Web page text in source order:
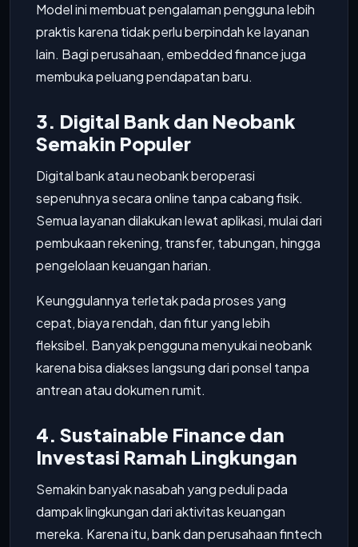
Model ini membuat pengalaman pengguna lebih
praktis karena tidak perlu berpindah ke layanan
lain. Bagi perusahaan, embedded finance juga
membuka peluang pendapatan baru.
3. Digital Bank dan Neobank
Semakin Populer
Digital bank atau neobank beroperasi
sepenuhnya secara online tanpa cabang fisik.
Semua layanan dilakukan lewat aplikasi, mulai dari
pembukaan rekening, transfer, tabungan, hingga
pengelolaan keuangan harian.
Keunggulannya terletak pada proses yang
cepat, biaya rendah, dan fitur yang lebih
fleksibel. Banyak pengguna menyukai neobank
karena bisa diakses langsung dari ponsel tanpa
antrean atau dokumen rumit.
4. Sustainable Finance dan
Investasi Ramah Lingkungan
Semakin banyak nasabah yang peduli pada
dampak lingkungan dari aktivitas keuangan
mereka. Karena itu, bank dan perusahaan fintech